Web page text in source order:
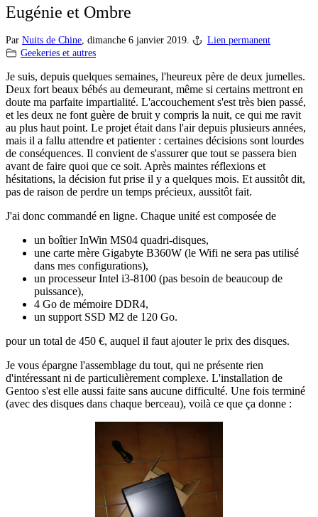
Eugénie et Ombre
Par Nuits de Chine dimanche 6 janvier 2019.
Lien permanent
Geekeries et autres
Je suis, depuis quelques semaines, l'heureux père de deux jumelles.
Deux fort beaux bébés au demeurant, même si certains mettront en
doute ma parfaite impartialité. L'accouchement s'est très bien passé,
et les deux ne font guère de bruit y compris la nuit, ce qui me ravit
au plus haut point. Le projet était dans l'air depuis plusieurs années,
mais il a fallu attendre et patienter : certaines décisions sont lourdes
de conséquences. Il convient de s'assurer que tout se passera bien
avant de faire quoi que ce soit. Après maintes réflexions et
hésitations, la décision fut prise il y a quelques mois. Et aussitôt dit,
pas de raison de perdre un temps précieux, aussitôt fait.
J'ai donc commandé en ligne. Chaque unité est composée de
un boîtier InWin MS04 quadri-disques,
une carte mère Gigabyte B360W (le Wifi ne sera pas utilisé
dans mes configurations),
un processeur Intel i3-8100 (pas besoin de beaucoup de
puissance),
4 Go de mémoire DDR4,
un support SSD M2 de 120 Go.
pour un total de 450 €, auquel il faut ajouter le prix des disques.
Je vous épargne l'assemblage du tout, qui ne présente rien
d'intéressant ni de particulièrement complexe. L'installation de
Gentoo s'est elle aussi faite sans aucune difficulté. Une fois terminé
(avec des disques dans chaque berceau), voilà ce que ça donne :